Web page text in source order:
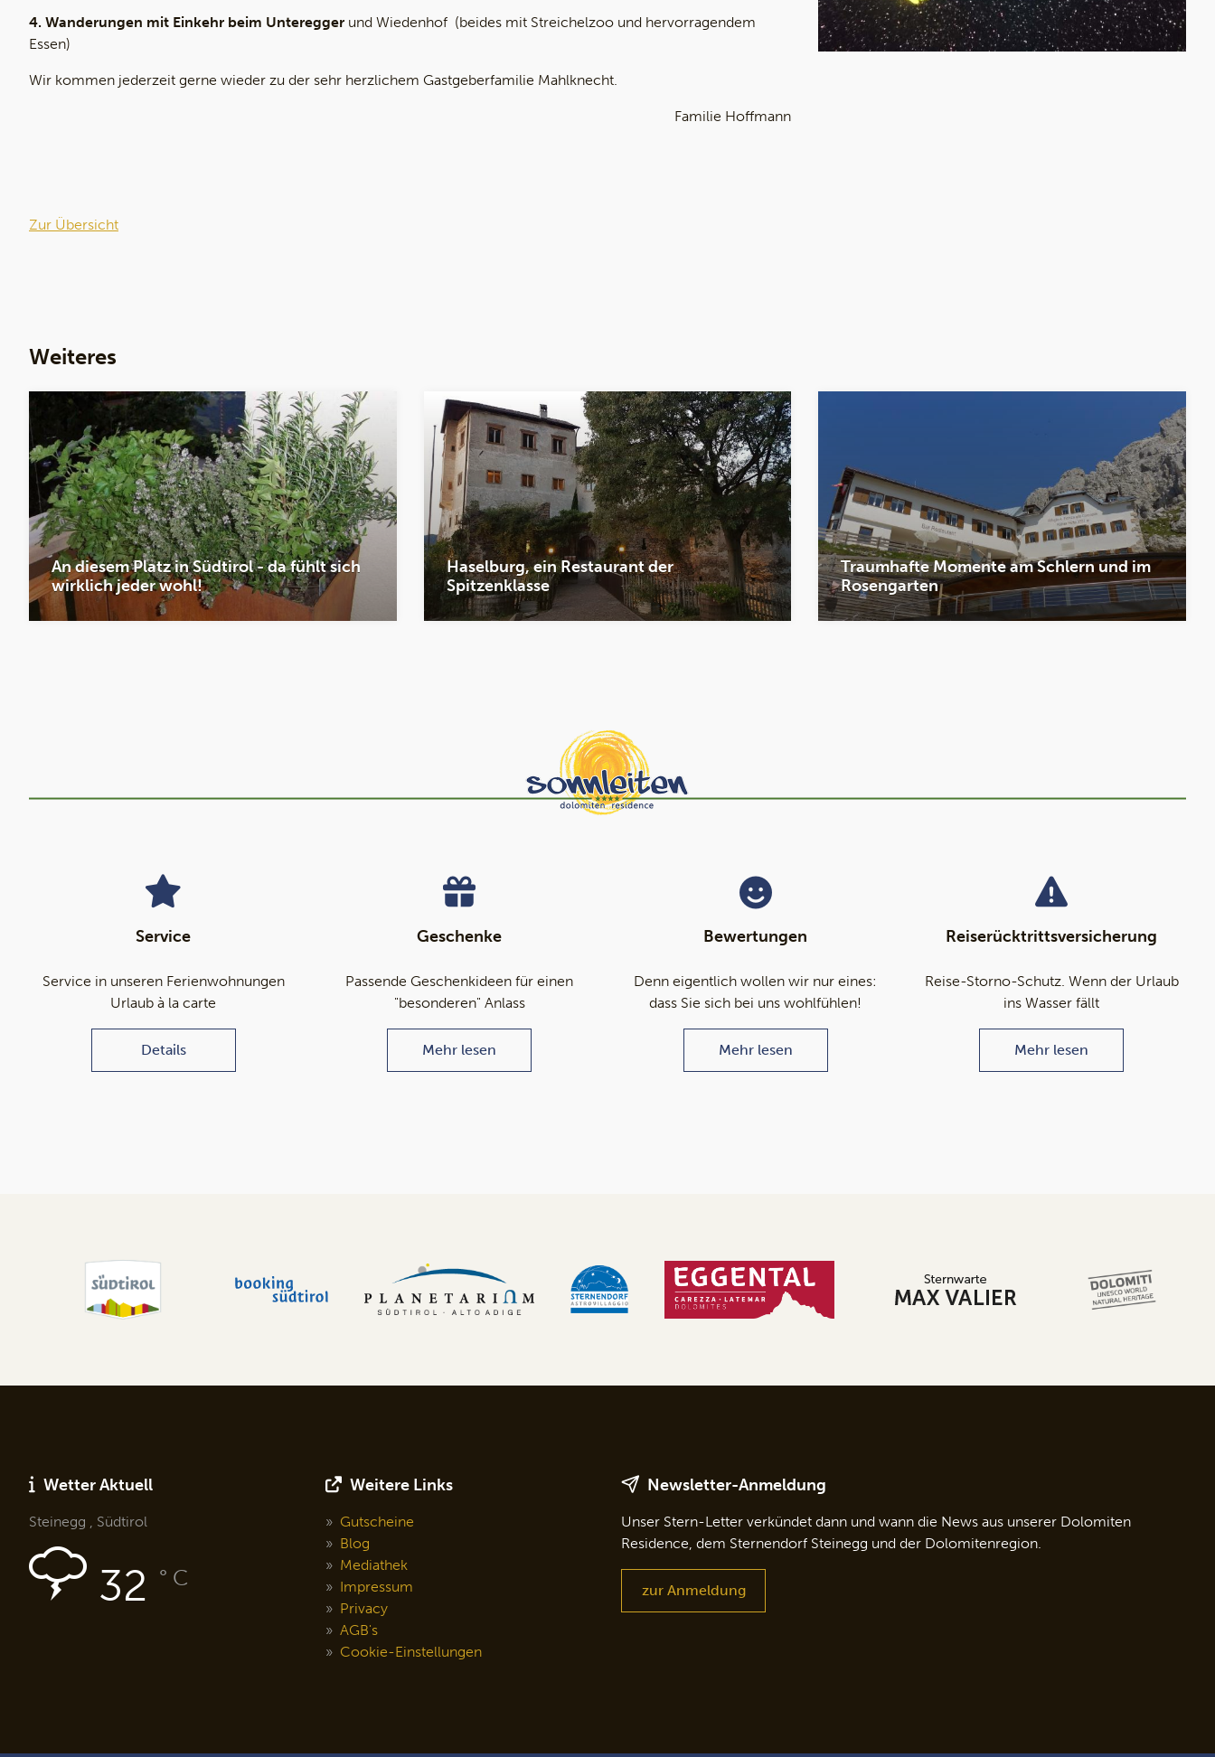
4. Wanderungen mit Einkehr beim Unteregger und Wiedenhof (beides mit Streichelzoo und hervorragendem
Essen)
Wir kommen jederzeit gerne wieder zu der sehr herzlichem Gastgeberfamilie Mahlknecht.
Familie Hoffmann
Zur Übersicht
Weiteres
An diesem Platz in Südtirol - da fühlt sich
wirklich jeder wohl!
Haselburg, ein Restaurant der
Spitzenklasse
Traumhafte Momente am Schlern und im
Rosengarten
Service
Service in unseren Ferienwohnungen
Urlaub à la carte
Details
Geschenke
Passende Geschenkideen für einen
"besonderen" Anlass
Mehr lesen
Bewertungen
Denn eigentlich wollen wir nur eines:
dass Sie sich bei uns wohlfühlen!
Mehr lesen
Reiserücktrittsversicherung
Reise-Storno-Schutz. Wenn der Urlaub
ins Wasser fällt
Mehr lesen
Wetter Aktuell
Steinegg , Südtirol
32 ° C
Weitere Links
Gutscheine
Blog
Mediathek
Impressum
Privacy
AGB's
Cookie-Einstellungen
Newsletter-Anmeldung
Unser Stern-Letter verkündet dann und wann die News aus unserer Dolomiten
Residence, dem Sternendorf Steinegg und der Dolomitenregion.
zur Anmeldung